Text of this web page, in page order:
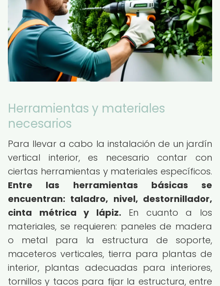
Herramientas y materiales
necesarios
Para llevar a cabo la instalación de un jardín
vertical interior, es necesario contar con
ciertas herramientas y materiales específicos.
Entre las herramientas básicas se
encuentran: taladro, nivel, destornillador,
cinta métrica y lápiz. En cuanto a los
materiales, se requieren: paneles de madera
o metal para la estructura de soporte,
maceteros verticales, tierra para plantas de
interior, plantas adecuadas para interiores,
tornillos y tacos para fijar la estructura, entre